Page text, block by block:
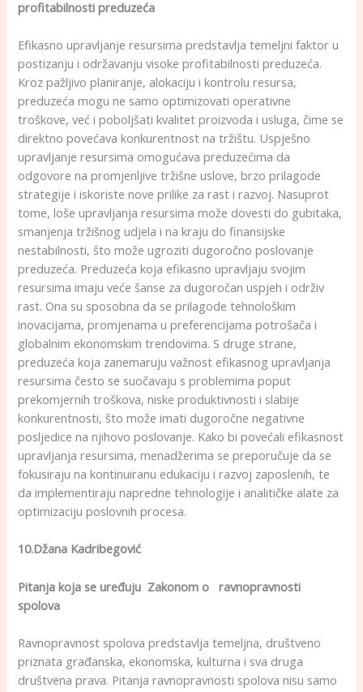
profitabilnosti preduzeća
Efikasno upravljanje resursima predstavlja temeljni faktor u
postizanju i održavanju visoke profitabilnosti preduzeća.
Kroz pažljivo planiranje, alokaciju i kontrolu resursa,
preduzeća mogu ne samo optimizovati operativne
troškove, već i poboljšati kvalitet proizvoda i usluga, čime se
direktno povećava konkurentnost na tržištu. Uspješno
upravljanje resursima omogućava preduzećima da
odgovore na promjenljive tržišne uslove, brzo prilagode
strategije i iskoriste nove prilike za rast i razvoj. Nasuprot
tome, loše upravljanja resursima može dovesti do gubitaka,
smanjenja tržišnog udjela i na kraju do finansijske
nestabilnosti, što može ugroziti dugoročno poslovanje
preduzeća. Preduzeća koja efikasno upravljaju svojim
resursima imaju veće šanse za dugoročan uspjeh i održiv
rast. Ona su sposobna da se prilagode tehnološkim
inovacijama, promjenama u preferencijama potrošača i
globalnim ekonomskim trendovima. S druge strane,
preduzeća koja zanemaruju važnost efikasnog upravljanja
resursima često se suočavaju s problemima poput
prekomjernih troškova, niske produktivnosti i slabije
konkurentnosti, što može imati dugoročne negativne
posljedice na njihovo poslovanje. Kako bi povećali efikasnost
upravljanja resursima, menadžerima se preporučuje da se
fokusiraju na kontinuiranu edukaciju i razvoj zaposlenih, te
da implementiraju napredne tehnologije i analitičke alate za
optimizaciju poslovnih procesa.
10.Džana Kadribegović
Pitanja koja se uređuju Zakonom o ravnopravnosti
spolova
Ravnopravnost spolova predstavlja temeljna, društveno
priznata građanska, ekonomska, kulturna i sva druga
društvena prava. Pitanja ravnopravnosti spolova nisu samo